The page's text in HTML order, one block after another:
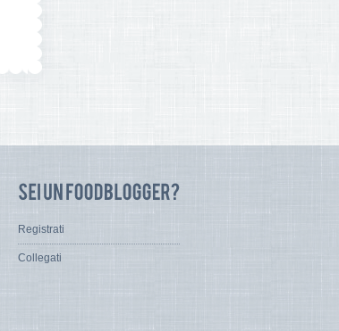
Registrati
Collegati